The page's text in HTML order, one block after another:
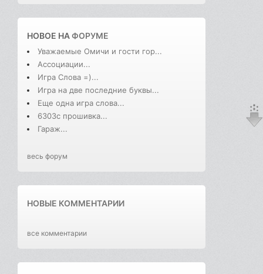
НОВОЕ НАФОРУМЕ
Уважаемые Омичи и гости гор...
Ассоциации...
Игра Слова =)...
Игра на две последние буквы...
Еще одна игра слова...
6303с прошивка...
Гараж...
весь форум
НОВЫЕ КОММЕНТАРИИ
все комментарии